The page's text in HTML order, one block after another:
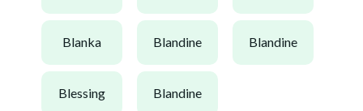
blanka blandine blandine
blessing blandine